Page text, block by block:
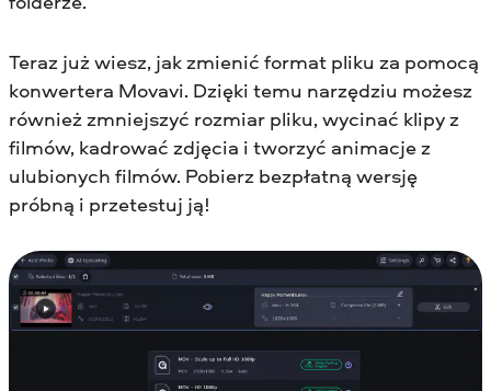
Teraz już wiesz, jak zmienić format pliku za pomocą
konwertera Movavi. Dzięki temu narzędziu możesz
również zmniejszyć rozmiar pliku, wycinać klipy z
filmów, kadrować zdjęcia i tworzyć animacje z
ulubionych filmów. Pobierz bezpłatną wersję
próbną i przetestuj ją!